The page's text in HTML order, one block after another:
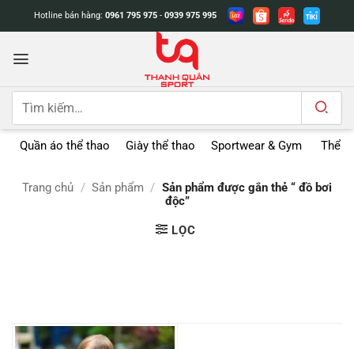
dung
Hotline bán hàng: 0961 795 975 - 0939 975 995
Tìm
Quần áo thể thao Giày thể thao Sportwear & Gym Thể
Trang chủ / Sản phẩm / Sản phẩm được gắn thẻ “ đồ bơi
độc”
LỌC